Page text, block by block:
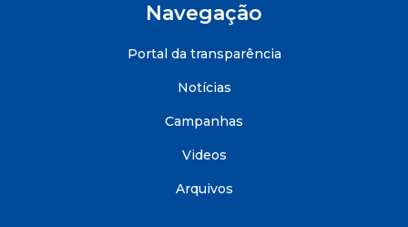
Navegação
Portal da transparência
Notícias
Campanhas
Videos
Arquivos